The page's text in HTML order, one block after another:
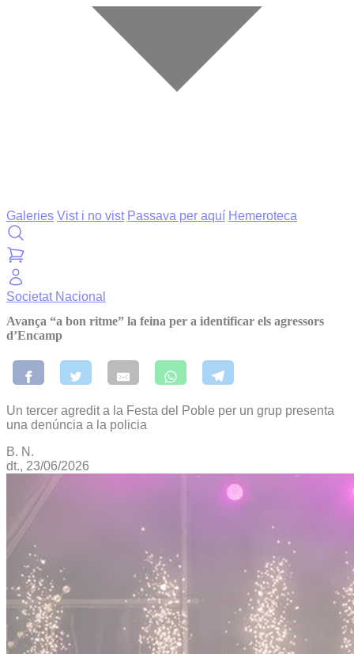
Galeries Vist i no vist Passava per aquí Hemeroteca
Societat Nacional
Avança “a bon ritme” la feina per a identificar els agressors
d’Encamp
Un tercer agredit a la Festa del Poble per un grup presenta
una denúncia a la policia
B. N.
dt., 23/06/2026